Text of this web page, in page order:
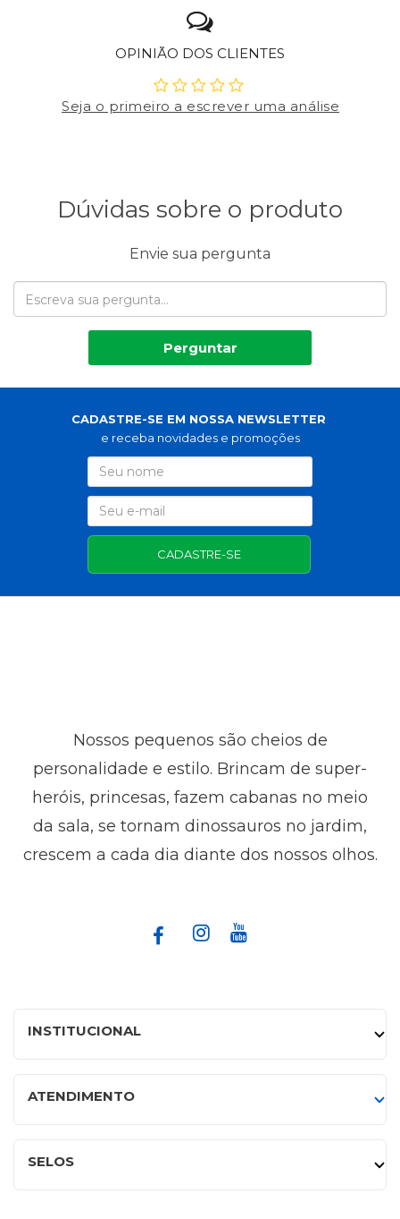
OPINIÃO DOS CLIENTES
Seja o primeiro a escrever uma análise
Dúvidas sobre o produto
Envie sua pergunta
Perguntar
CADASTRE-SE EM NOSSA NEWSLETTER
e receba novidades e promoções
CADASTRE-SE
Nossos pequenos são cheios de
personalidade e estilo. Brincam de super-
heróis, princesas, fazem cabanas no meio
da sala, se tornam dinossauros no jardim,
crescem a cada dia diante dos nossos olhos.
INSTITUCIONAL
ATENDIMENTO
SELOS